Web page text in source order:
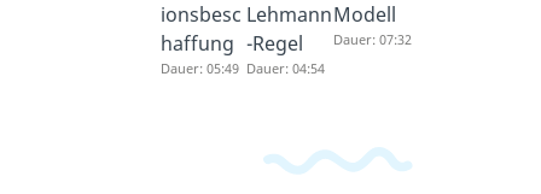
ionsbesc
haffung
Dauer: 05:49
Lehmann
-Regel
Dauer: 04:54
Modell
Dauer: 07:32